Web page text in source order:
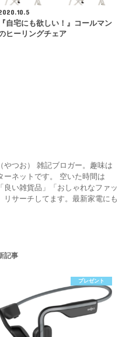
『自宅にも欲しい！』コールマン
ヒーリングチェア
やつお） 雑記ブロガー。趣味は
ーネットです。 空いた時間は
良い雑貨品」「おしゃれなファッ
リサーチしてます。最新家電にも
記事
プレゼント